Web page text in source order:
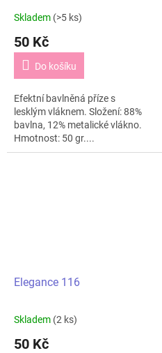
Skladem (>5 ks)
50 Kč
Do košíku
Efektní bavlněná příze s
lesklým vláknem. Složení: 88%
bavlna, 12% metalické vlákno.
Hmotnost: 50 gr....
Elegance 116
Skladem (2 ks)
50 Kč